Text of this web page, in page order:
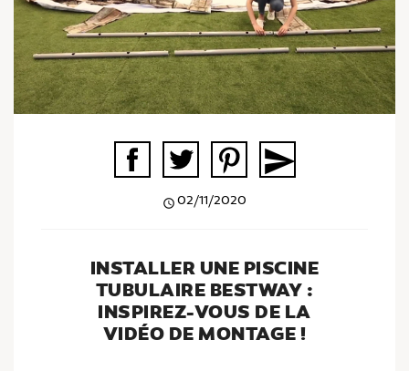
send
query_builder 02/11/2020
INSTALLER UNE PISCINE
TUBULAIRE BESTWAY :
INSPIREZ-VOUS DE LA
VIDÉO DE MONTAGE !